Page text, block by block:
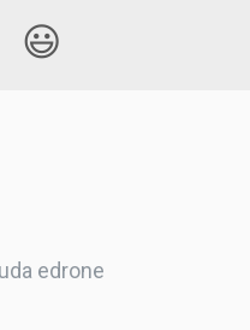
😃